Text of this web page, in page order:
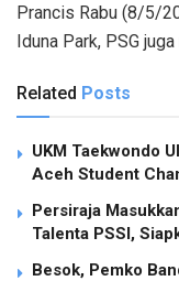
Prancis Rabu (8/5/
Iduna Park, PSG
Related Posts
UKM Taekwondo
Aceh Student
Persiraja
Talenta PSSI,
Besok, Pemko